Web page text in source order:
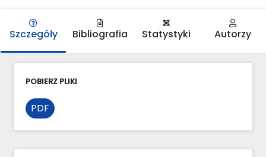
Szczegóły Bibliografia Statystyki Autorzy
POBIERZ PLIKI
PDF